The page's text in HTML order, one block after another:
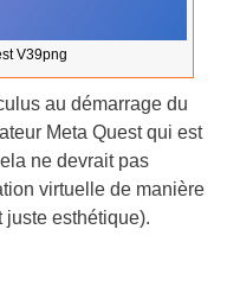
V39png
au démarrage du
Meta Quest qui est
ne devrait pas
virtuelle de manière
juste esthétique).